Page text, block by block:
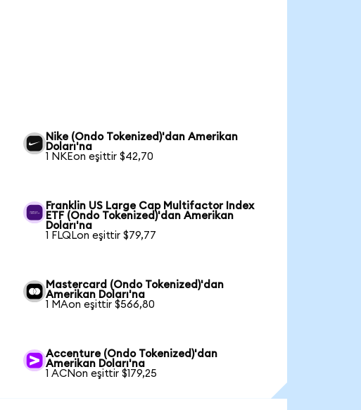
Nike (Ondo Tokenized)'dan Amerikan
Doları'na
1 NKEon eşittir $42,70
Franklin US Large Cap Multifactor Index
ETF (Ondo Tokenized)'dan Amerikan
Doları'na
1 FLQLon eşittir $79,77
Mastercard (Ondo Tokenized)'dan
Amerikan Doları'na
1 MAon eşittir $566,80
Accenture (Ondo Tokenized)'dan
Amerikan Doları'na
1 ACNon eşittir $179,25